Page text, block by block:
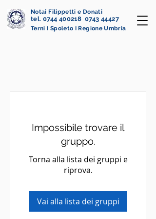
Notai Filippetti e Donati
tel. 0744 400218 0743 44427
Terni I Spoleto I Regione Umbria
Impossibile trovare il
gruppo.
Torna alla lista dei gruppi e
riprova.
Vai alla lista dei gruppi